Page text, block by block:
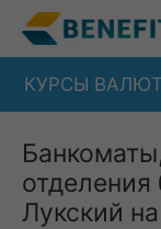
КУРСЫ ВАЛЮТ
отделения
Лукский